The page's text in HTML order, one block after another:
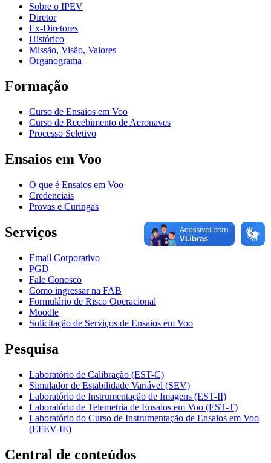
Sobre o IPEV
Diretor
Ex-Diretores
Histórico
Missão, Visão, Valores
Organograma
Formação
Curso de Ensaios em Voo
Curso de Recebimento de Aeronaves
Processo Seletivo
Ensaios em Voo
O que é Ensaios em Voo
Credenciais
Provas e Curingas
Serviços
Email Corporativo
PGD
Fale Conosco
Como ingressar na FAB
Formulário de Risco Operacional
Moodle
Solicitação de Serviços de Ensaios em Voo
Pesquisa
Laboratório de Calibração (EST-C)
Simulador de Estabilidade Variável (SEV)
Laboratório de Instrumentação de Imagens (EST-II)
Laboratório de Telemetria de Ensaios em Voo (EST-T)
Laboratório do Curso de Instrumentação de Ensaios em Voo
(EFEV-IE)
Central de conteúdos